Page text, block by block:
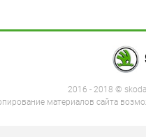
2016 - 2018 ©
материалов сайта